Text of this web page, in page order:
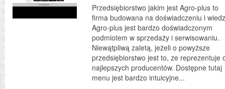
Przedsiębiorstwo jakim jest Agro-plus to
firma budowana na doświadczeniu i
Agro-plus jest bardzo doświadczonym
podmiotem w sprzedaży i serwisowaniu.
Niewątpliwą zaletą, jeżeli o powyższe
przedsiębiorstwo jest to, ze reprezentuje
najlepszych producentów. Dostępne tutaj
menu jest bardzo intuicyjne...